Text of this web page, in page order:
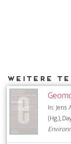
In: Jens
(Hg.),